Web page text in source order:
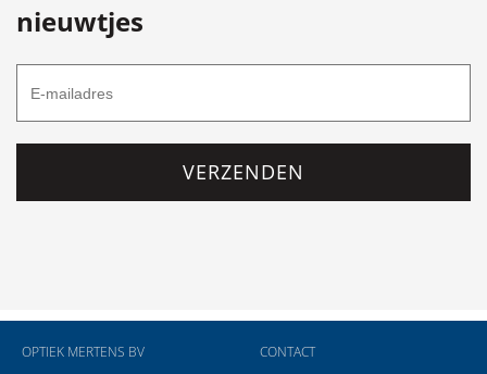
nieuwtjes
VERZENDEN
OPTIEK MERTENS BV CONTACT